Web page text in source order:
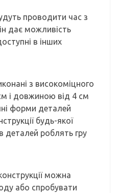
проводити час з
дає можливість
в інших
з високоміцного
і довжиною від 4 см
форми деталей
будь-якої
деталей роблять гру
можна
або спробувати